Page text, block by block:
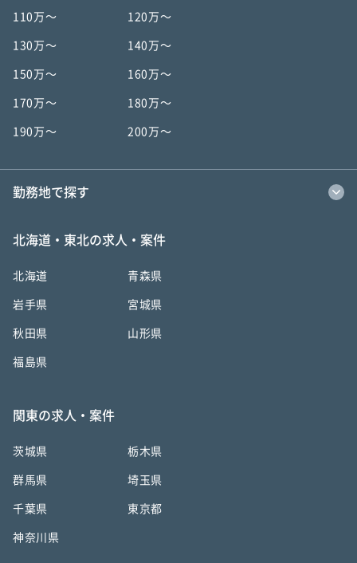
110万〜 120万〜
130万〜 140万〜
150万〜 160万〜
170万〜 180万〜
190万〜 200万〜
勤務地で探す
北海道・東北の求人・案件
北海道 青森県
岩手県 宮城県
秋田県 山形県
福島県
関東の求人・案件
茨城県 栃木県
群馬県 埼玉県
千葉県 東京都
神奈川県